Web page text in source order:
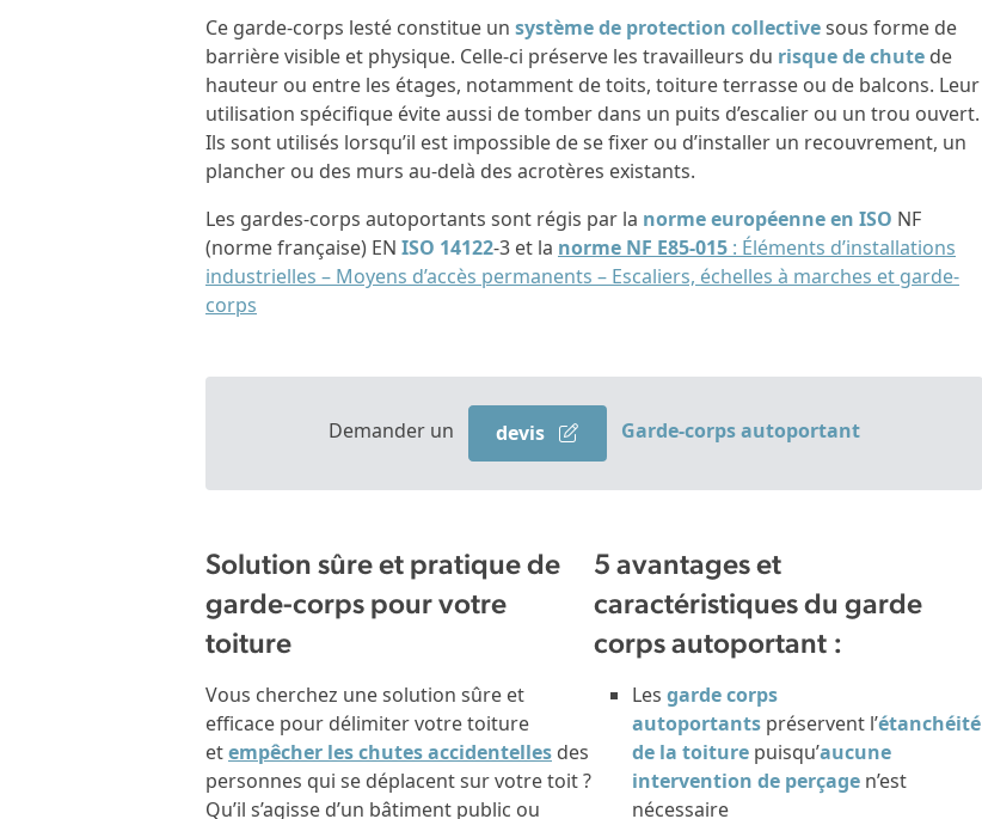
Ce garde-corps lesté constitue un système de protection collectivesous forme de
barrière visible et physique. Celle-ci préserve les travailleurs du risque de chute de
hauteur ou entre les étages, notamment de toits, toiture terrasse ou de balcons. Leur
utilisation spécifique évite aussi de tomber dans un puits d’escalier ou un trou ouvert.
Ils sont utilisés lorsqu’il est impossible de se fixer ou d’installer un recouvrement, un
plancher ou des murs au-delà des acrotères existants.
Les gardes-corps autoportants sont régis par la norme européenne en ISO NF
(norme française) EN ISO 14122-3 et la norme NF E85-015 : Éléments d’installations
industrielles – Moyens d’accès permanents – Escaliers, échelles à marches et garde-
corps
Demander un devis Garde-corps autoportant
Solution sûre et pratique de
garde-corps pour votre
toiture
Vous cherchez une solution sûre et
efficace pour délimiter votre toiture
etempêcher les chutes accidentelles des
personnes qui se déplacent sur votre toit ?
Qu’il s’agisse d’un bâtiment public ou
5 avantages et
caractéristiques du garde
corps autoportant :
Lesgarde corps
autoportants préservent l’étanchéité
de la toiture puisqu’aucune
intervention de perçage n’est
nécessaire